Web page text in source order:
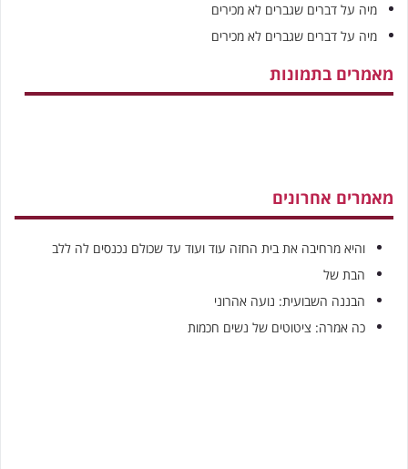
מאמרים אחרונים
והיא מרחיבה את בית החזה עוד ועוד עד שכולם נכנסים לה ללב
הבת של
הבננה השבועית: נועה אהרוני
כה אמרה: ציטוטים של נשים חכמות
מיה על דברים שגברים לא מכירים
מיה על דברים שגברים לא מכירים
מאמרים בתמונות